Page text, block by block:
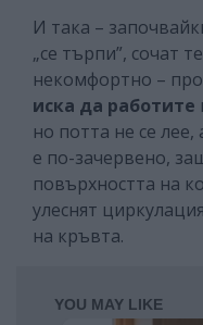
И така –
„се търпи”, сочат
некомфортно –
иска да работите
но потта не се
е по-зачервено,
повърхността на
улеснят
на кръвта.